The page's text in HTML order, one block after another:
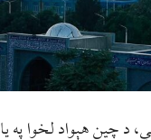
د چین هېواد لخوا په